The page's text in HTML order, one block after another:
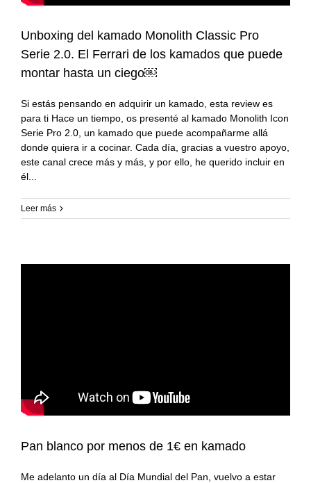
Unboxing del kamado Monolith Classic Pro
Serie 2.0. El Ferrari de los kamados que puede
montar hasta un ciego￼
Si estás pensando en adquirir un kamado, esta review es
para ti Hace un tiempo, os presenté al kamado Monolith Icon
Serie Pro 2.0, un kamado que puede acompañarme allá
donde quiera ir a cocinar. Cada día, gracias a vuestro apoyo,
este canal crece más y más, y por ello, he querido incluir en
él
Leer más
Pan blanco por menos de 1€ en kamado
Me adelanto un día al Día Mundial del Pan, vuelvo a estar